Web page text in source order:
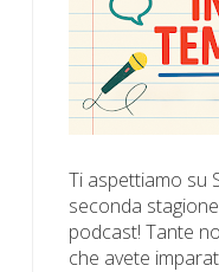
Ti aspettiamo su
seconda
podcast! Tante
che avete